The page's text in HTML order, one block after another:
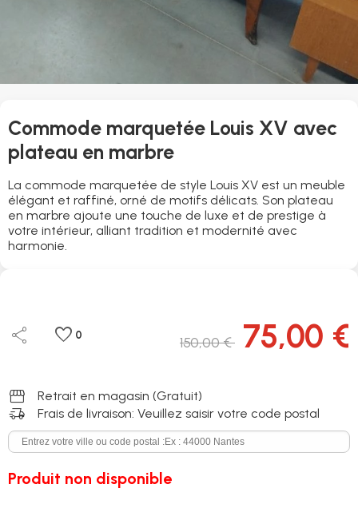
Commode marquetée Louis XV avec
plateau en marbre
La commode marquetée de style Louis XV est un meuble
élégant et raffiné, orné de motifs délicats. Son plateau
en marbre ajoute une touche de luxe et de prestige à
votre intérieur, alliant tradition et modernité avec
harmonie.
share favorite 0 150,00 € 75,00 €
storefront Retrait en magasin (Gratuit)
delivery_truck_speed Frais de livraison: Veuillez saisir votre code postal
Produit non disponible